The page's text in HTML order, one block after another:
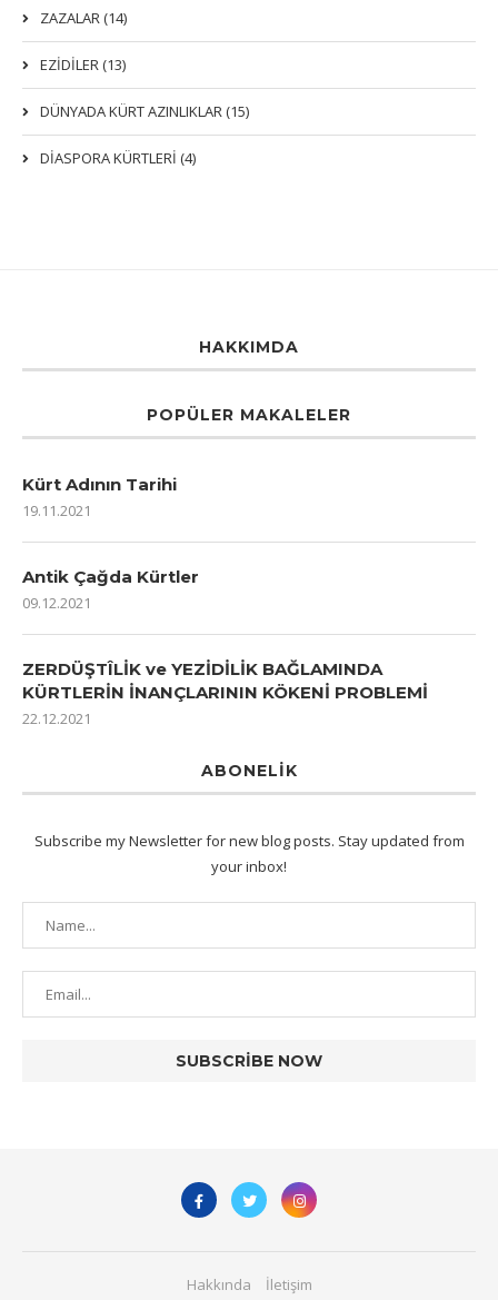
ZAZALAR (14)
EZIDILER (13)
DÜNYADA KÜRT AZINLIKLAR (15)
DİASPORA KÜRTLERİ (4)
HAKKIMDA
POPÜLER MAKALELER
Kürt Adının Tarihi
19.11.2021
Antik Çağda Kürtler
09.12.2021
ZERDÜŞTÎLİK ve YEZİDİLİK BAĞLAMINDA
KÜRTLERİN İNANÇLARININ KÖKENİ PROBLEMİ
22.12.2021
ABONELIK
Subscribe my Newsletter for new blog posts. Stay updated from
your inbox!
Hakkında İletişim